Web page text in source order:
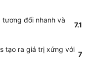
tương đối nhanh và
7.1
tạo ra giá trị xứng với
7